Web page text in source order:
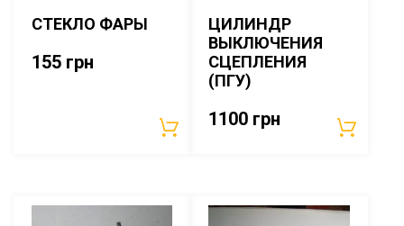
СТЕКЛО ФАРЫ
155 грн
ЦИЛИНДР
ВЫКЛЮЧЕНИЯ
СЦЕПЛЕНИЯ
(ПГУ)
1100 грн